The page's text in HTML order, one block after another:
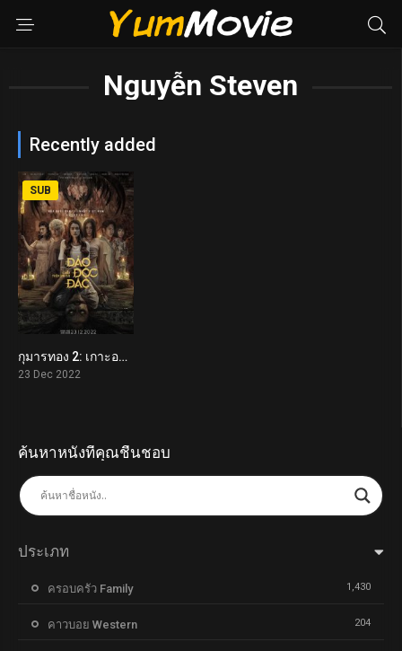
Nguyễn Steven
Recently added
5.5
SUB
กุมารทอง 2: เกาะอาถรรพ์ Jackpot Island – Kumanthong Returns (2022)
23 Dec 2022
ค้นหาหนังที่คุณชื่นชอบ
ประเภท
ครอบครัว Family 1,430
คาวบอย Western 204